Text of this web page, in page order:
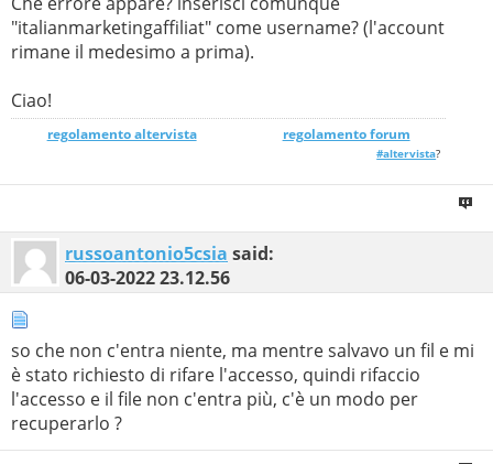
"italianmarketingaffiliat" come username? (l'account
rimane il medesimo a prima).
Ciao!
regolamento altervista_______________ regolamento forum
#altervista?
russoantonio5csia said:
06-03-202223.12.56
so che non c'entra niente, ma mentre salvavo un fil e mi
è stato richiesto di rifare l'accesso, quindi rifaccio
l'accesso e il file non c'entra più, c'è un modo per
recuperarlo ?